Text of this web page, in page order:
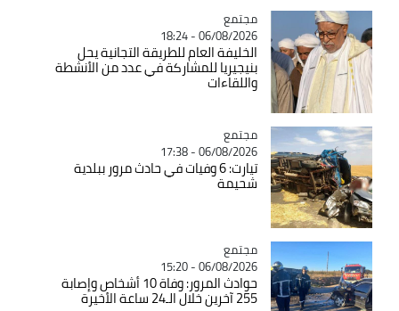
Catégorie
مجتمع
06/08/2026 - 18:24
الخليفة العام للطريقة التجانية يحل
بنيجيريا للمشاركة في عدد من الأنشطة
واللقاءات
Catégorie
مجتمع
06/08/2026 - 17:38
تيارت: 6 وفيات في حادث مرور ببلدية
شحيمة
Catégorie
مجتمع
06/08/2026 - 15:20
حوادث المرور: وفاة 10 أشخاص وإصابة
255 آخرين خلال الـ24 ساعة الأخيرة